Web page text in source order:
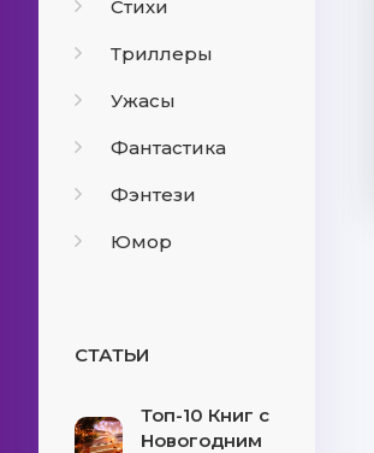
Стихи
Триллеры
Ужасы
Фантастика
Фэнтези
Юмор
СТАТЬИ
Топ-10 Книг с
Новогодним